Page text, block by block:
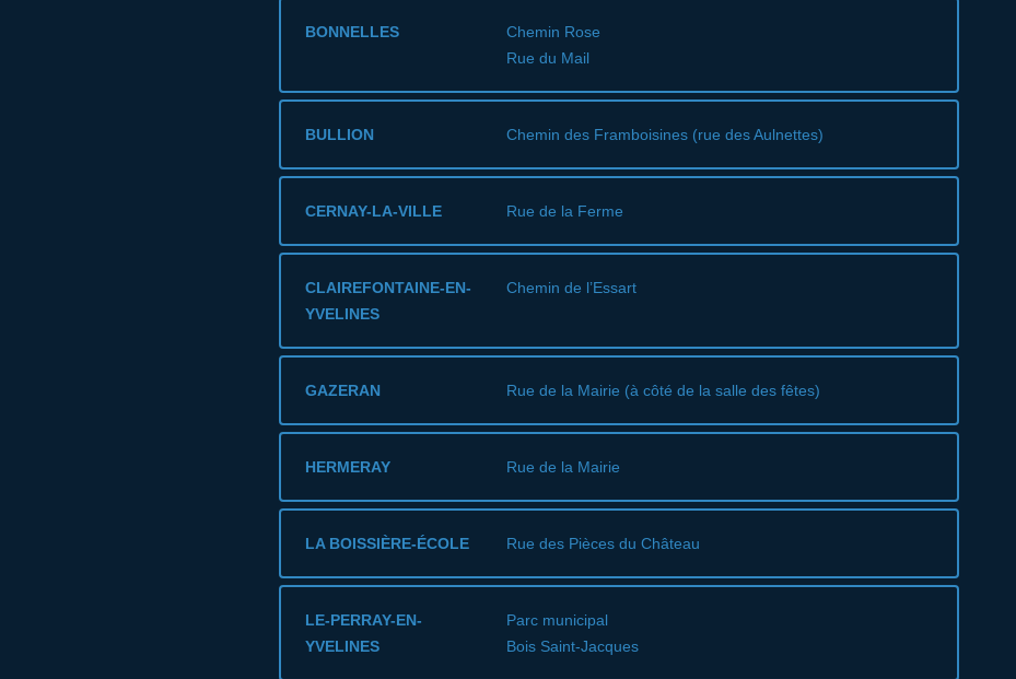
BONNELLES
Chemin Rose
Rue du Mail
BULLION Chemin des Framboisines (rue des Aulnettes)
CERNAY-LA-VILLE Rue de la Ferme
CLAIREFONTAINE-EN-
YVELINES
Chemin de l’Essart
GAZERAN Rue de la Mairie (à côté de la salle des fêtes)
HERMERAY Rue de la Mairie
LA BOISSIÈRE-ÉCOLE Rue des Pièces du Château
LE-PERRAY-EN-
YVELINES
Parc municipal
Bois Saint-Jacques